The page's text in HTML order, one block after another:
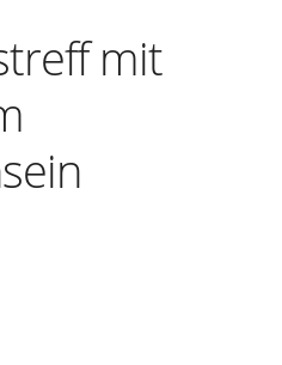
mit